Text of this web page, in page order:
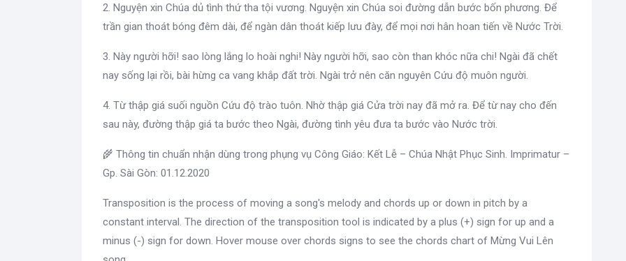
2. Nguyện xin Chúa dủ tình thứ tha tội vương. Nguyện xin Chúa soi đường dẫn bước bốn phương. Để
trần gian thoát bóng đêm dài, để ngàn dân thoát kiếp lưu đày, để mọi nơi hân hoan tiến về Nước Trời.
3. Này người hỡi! sao lòng lắng lo hoài nghi! Này người hỡi, sao còn than khóc nữa chi! Ngài đã chết
nay sống lại rồi, bài hừng ca vang khắp đất trời. Ngài trở nên căn nguyên Cứu độ muôn người.
4. Từ thập giá suối nguồn Cứu độ trào tuôn. Nhờ thập giá Cửa trời nay đã mở ra. Để từ nay cho đến
sau này, đường thập giá ta bước theo Ngài, đường tình yêu đưa ta bước vào Nước trời.
🌾 Thông tin chuẩn nhận dùng trong phụng vụ Công Giáo: Kết Lễ – Chúa Nhật Phục Sinh. Imprimatur –
Gp. Sài Gòn: 01.12.2020
Transposition is the process of moving a song's melody and chords up or down in pitch by a
constant interval. The direction of the transposition tool is indicated by a plus (+) sign for up and a
minus (-) sign for down. Hover mouse over chords signs to see the chords chart of Mừng Vui Lên